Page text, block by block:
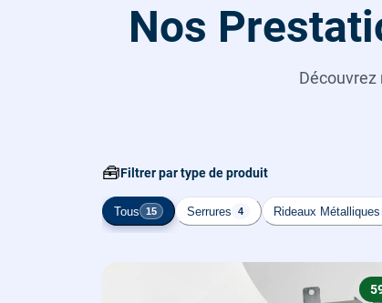
Nos
Découvrez
🧰Filtrer par type de produit
Tous 15 Serrures 4 Rideaux Métalliques